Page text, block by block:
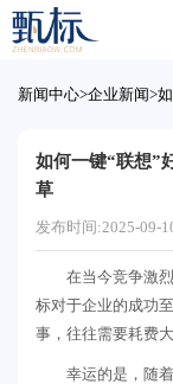
新闻中心>企业新闻>
如何一键“联想”
草
发布时间:2025-09-
在当今竞争激
标对于企业的成功
事，往往需要耗费
幸运的是，随